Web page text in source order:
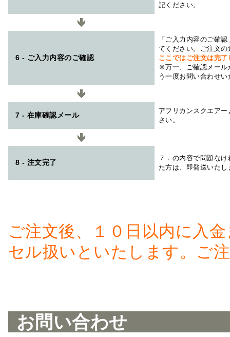
記ください。
6 - ご入力内容のご確認
「ご入力内容のご確
てください。ご注文
ここではご注文は完
※万一、ご確認メール
う一度お問い合わせ
7 - 在庫確認メール
アフリカンスクエアー
さい。
8 - 注文完了
７．の内容で問題な
た方は、即発送いたし
ご注文後、１０日以内に入
セル扱いといたします。ご
お問い合わせ